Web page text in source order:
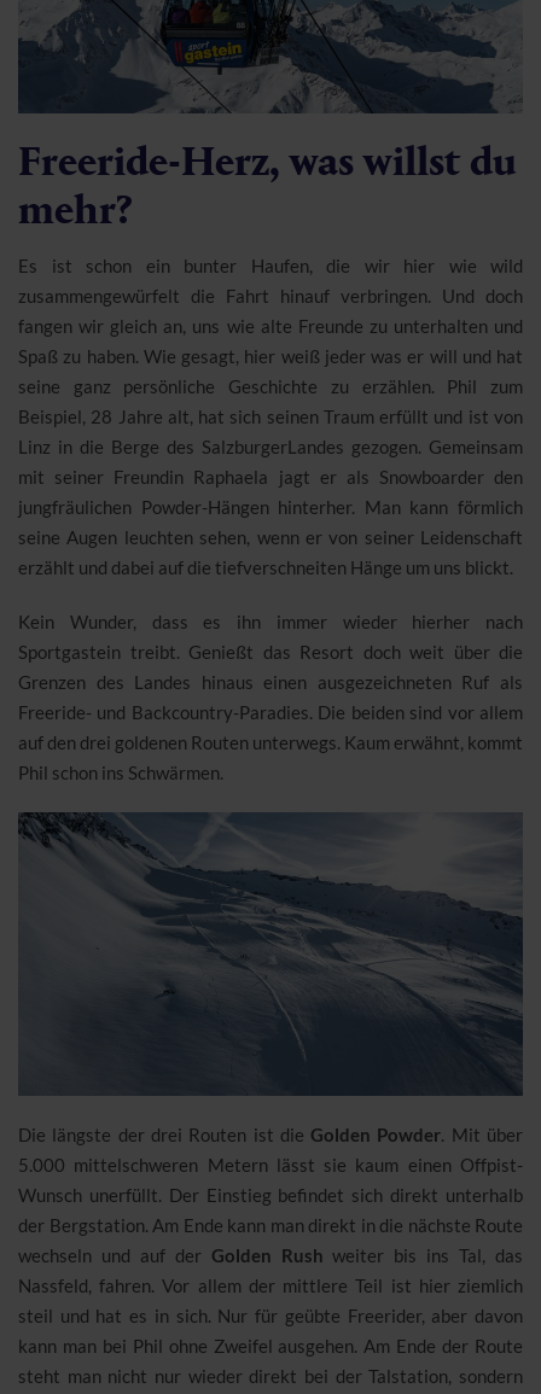
Freeride-Herz, was willst du
mehr?
Es ist schon ein bunter Haufen, die wir hier wie wild
zusammengewürfelt die Fahrt hinauf verbringen. Und doch
fangen wir gleich an, uns wie alte Freunde zu unterhalten und
Spaß zu haben. Wie gesagt, hier weiß jeder was er will und hat
seine ganz persönliche Geschichte zu erzählen. Phil zum
Beispiel, 28 Jahre alt, hat sich seinen Traum erfüllt und ist von
Linz in die Berge des SalzburgerLandes gezogen. Gemeinsam
mit seiner Freundin Raphaela jagt er als Snowboarder den
jungfräulichen Powder-Hängen hinterher. Man kann förmlich
seine Augen leuchten sehen, wenn er von seiner Leidenschaft
erzählt und dabei auf die tiefverschneiten Hänge um uns blickt.
Kein Wunder, dass es ihn immer wieder hierher nach
Sportgastein treibt. Genießt das Resort doch weit über die
Grenzen des Landes hinaus einen ausgezeichneten Ruf als
Freeride- und Backcountry-Paradies. Die beiden sind vor allem
auf den drei goldenen Routen unterwegs. Kaum erwähnt, kommt
Phil schon ins Schwärmen.
Die längste der drei Routen ist dieGolden Powder. Mit über
5.000 mittelschweren Metern lässt sie kaum einen Offpist-
Wunsch unerfüllt. Der Einstieg befindet sich direkt unterhalb
der Bergstation. Am Ende kann man direkt in die nächste Route
wechseln und auf der Golden Rush weiter bis ins Tal, das
Nassfeld, fahren. Vor allem der mittlere Teil ist hier ziemlich
steil und hat es in sich. Nur für geübte Freerider, aber davon
kann man bei Phil ohne Zweifel ausgehen. Am Ende der Route
steht man nicht nur wieder direkt bei der Talstation, sondern